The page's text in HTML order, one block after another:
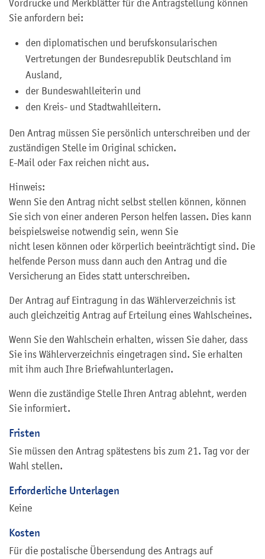
Vordrucke und Merkblätter für die Antragstellung können
Sie anfordern bei:
den diplomatischen und berufskonsularischen
Vertretungen der Bundesrepublik Deutschland im
Ausland,
der Bundeswahlleiterin und
den Kreis- und Stadtwahlleitern.
Den Antrag müssen Sie persönlich unterschreiben und der
zuständigen Stelle im Original schicken.
E-Mail oder Fax reichen nicht aus.
Hinweis:
Wenn Sie den Antrag nicht selbst stellen können, können
Sie sich von einer anderen Person helfen lassen. Dies kann
beispielsweise notwendig sein, wenn Sie
nicht lesen können oder körperlich beeinträchtigt sind. Die
helfende Person muss dann auch den Antrag und die
Versicherung an Eides statt unterschreiben.
Der Antrag auf Eintragung in das Wählerverzeichnis ist
auch gleichzeitig Antrag auf Erteilung eines Wahlscheines.
Wenn Sie den Wahlschein erhalten, wissen Sie daher, dass
Sie ins Wählerverzeichnis eingetragen sind. Sie erhalten
mit ihm auch Ihre Briefwahlunterlagen.
Wenn die zuständige Stelle Ihren Antrag ablehnt, werden
Sie informiert.
Fristen
Sie müssen den Antrag spätestens bis zum 21. Tag vor der
Wahl stellen.
Erforderliche Unterlagen
Keine
Kosten
Für die postalische Übersendung des Antrags auf